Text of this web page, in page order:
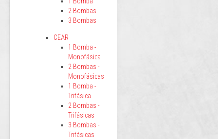
2 Bombas
3 Bombas
CEAR
1 Bomba -
Monofásica
2 Bombas -
Monofásicas
1 Bomba -
Trifásica
2 Bombas -
Trifásicas
3 Bombas -
Trifásicas